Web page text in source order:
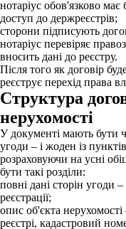
нотаріус обов'язково має
доступ до держреєстрів;
сторони підписують
нотаріус перевіряє
вносить дані до реєстру.
Після того як договір
реєструє перехід права
Структура
нерухомості
У документі мають бути
угоди – і жоден із
розраховуючи на усні
бути такі розділи:
повні дані сторін угоди
реєстрації;
опис об'єкта
реєстрі, кадастровий